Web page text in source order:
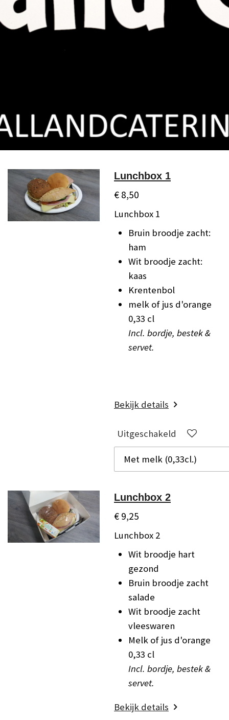
Lunchbox 1
€ 8,50
Lunchbox 1
Bruin broodje zacht:
ham
Wit broodje zacht:
kaas
Krentenbol
melk of jus d'orange
0,33 cl
Incl. bordje, bestek &
servet.
Bekijk details
Uitgeschakeld
Lunchbox 2
€ 9,25
Lunchbox 2
Wit broodje hart
gezond
Bruin broodje zacht
salade
Wit broodje zacht
vleeswaren
Melk of jus d'orange
0,33 cl
Incl. bordje, bestek &
servet.
Bekijk details